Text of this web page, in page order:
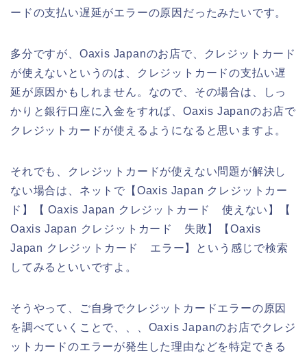
ードの支払い遅延がエラーの原因だったみたいです。
多分ですが、Oaxis Japanのお店で、クレジットカード
が使えないというのは、クレジットカードの支払い遅
延が原因かもしれません。なので、その場合は、しっ
かりと銀行口座に入金をすれば、Oaxis Japanのお店で
クレジットカードが使えるようになると思いますよ。
それでも、クレジットカードが使えない問題が解決し
ない場合は、ネットで【Oaxis Japan クレジットカー
ド】【 Oaxis Japan クレジットカード 使えない】【
Oaxis Japan クレジットカード 失敗】【Oaxis
Japan クレジットカード エラー】という感じで検索
してみるといいですよ。
そうやって、ご自身でクレジットカードエラーの原因
を調べていくことで、、、Oaxis Japanのお店でクレジ
ットカードのエラーが発生した理由などを特定できる